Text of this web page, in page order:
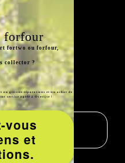
forfour
fortwo ou forfour,
collector ?
ou grosses réparations et/ou achat de
service agréé à Overijse !
vous
et